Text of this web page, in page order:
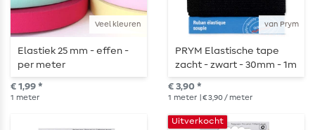
Veel kleuren
Elastiek 25 mm - effen -
per meter
€ 1,99 *
1 meter
van Prym
PRYM Elastische tape
zacht - zwart - 30mm - 1m
lengte
€ 3,90 *
1 meter | € 3,90 / meter
Uitverkocht